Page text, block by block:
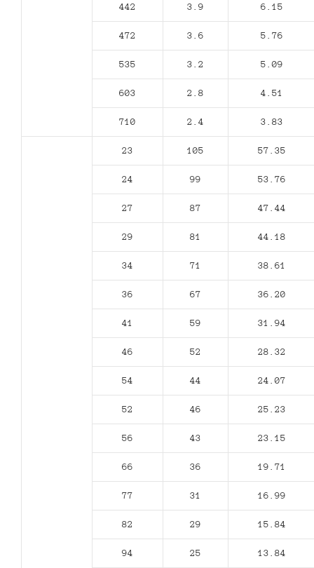
442 3.9 6.15
472 3.6 5.76
535 3.2 5.09
603 2.8 4.51
710 2.4 3.83
23 105 57.35
24 99 53.76
27 87 47.44
29 81 44.18
34 71 38.61
36 67 36.20
41 59 31.94
46 52 28.32
54 44 24.07
52 46 25.23
56 43 23.15
66 36 19.71
77 31 16.99
82 29 15.84
94 25 13.84